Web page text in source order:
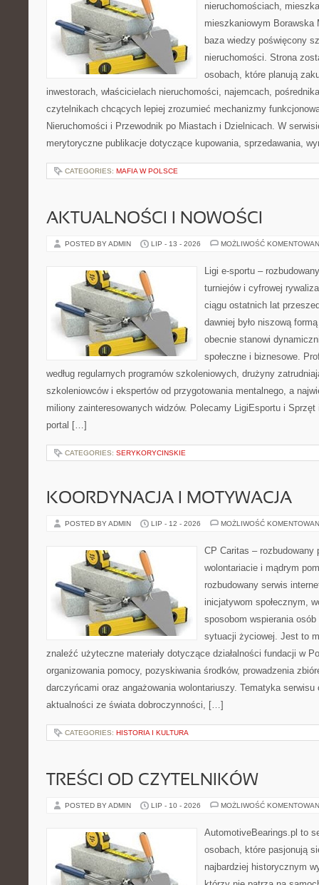
nieruchomościach,
mieszkaniowym Borawska
baza wiedzy poświęcony
nieruchomości. Strona
osobach, które planują
inwestorach, właścicielach nieruchomości, najemcach,
czytelnikach chcących lepiej zrozumieć mechanizmy
Nieruchomości i Przewodnik po Miastach i Dzielnicach. W
merytoryczne publikacje dotyczące kupowania, sprzedawania,
CATEGORIES: MAFIA W POLSCE
AKTUALNOŚCI I NOWOŚCI
POSTED BY ADMIN LIP - 13 - 2026 MOŻLIWOŚĆ
Ligi e-sportu –
turniejów i cyfrowej
ciągu ostatnich lat
dawniej było niszową
obecnie stanowi
społeczne i biznesowe.
według regularnych programów szkoleniowych, drużyny
szkoleniowców i ekspertów od przygotowania mentalnego, a
miliony zainteresowanych widzów. Polecamy LigiEsportu i
portal […]
CATEGORIES: SERYKORYCINSKIE
KOORDYNACJA I MOTYWACJA
POSTED BY ADMIN LIP - 12 - 2026 MOŻLIWOŚĆ
CP Caritas – rozbudowany
wolontariacie i mądrym
rozbudowany serwis
inicjatywom społecznym,
sposobom wspierania
sytuacji życiowej. Jest to
znaleźć użyteczne materiały dotyczące działalności fundacji w
organizowania pomocy, pozyskiwania środków, prowadzenia
darczyńcami oraz angażowania wolontariuszy. Tematyka
aktualności ze świata dobroczynności, […]
CATEGORIES: HISTORIA I KULTURA
TREŚCI OD CZYTELNIKÓW
POSTED BY ADMIN LIP - 10 - 2026 MOŻLIWOŚĆ
AutomotiveBearings.pl to
osobach, które pasjonują
najbardziej historycznym